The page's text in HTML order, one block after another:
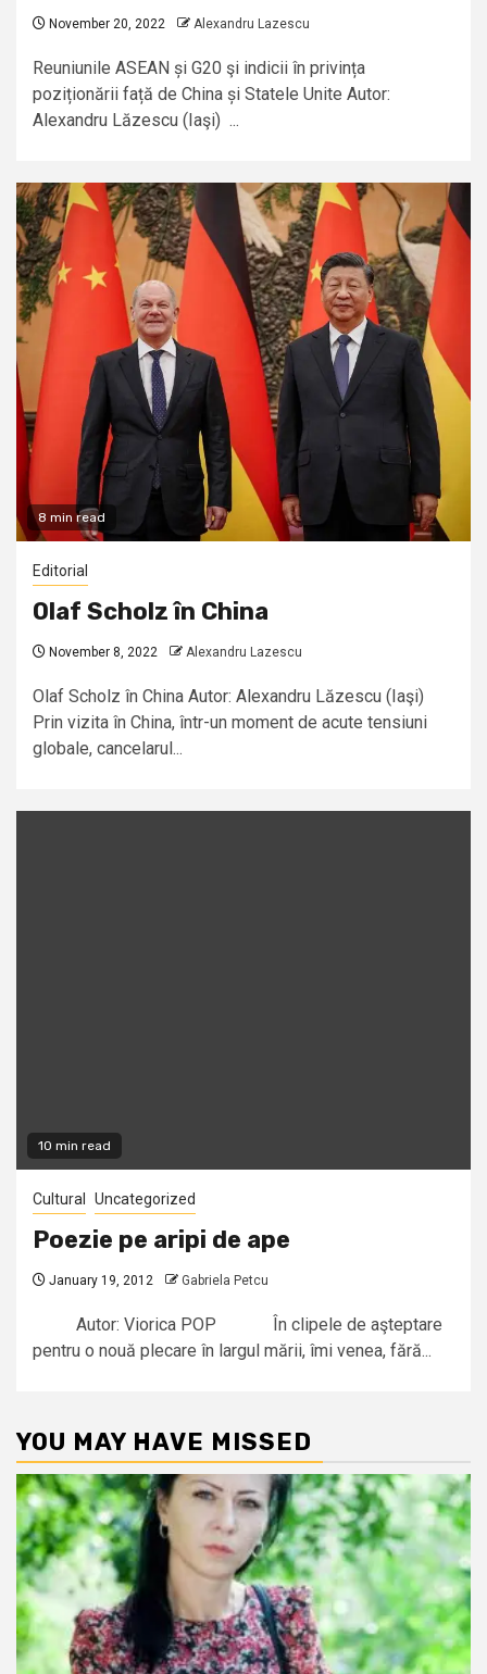
November 20, 2022 Alexandru Lazescu
Reuniunile ASEAN și G20 şi indicii în privința
poziționării față de China și Statele Unite Autor:
Alexandru Lăzescu (Iaşi) ...
8 min read
Editorial
Olaf Scholz în China
November 8, 2022 Alexandru Lazescu
Olaf Scholz în China Autor: Alexandru Lăzescu (Iaşi)
Prin vizita în China, într-un moment de acute tensiuni
globale, cancelarul...
10 min read
Cultural Uncategorized
Poezie pe aripi de ape
January 19, 2012 Gabriela Petcu
Autor: Viorica POP În clipele de aşteptare
pentru o nouă plecare în largul mării, îmi venea, fără...
YOU MAY HAVE MISSED